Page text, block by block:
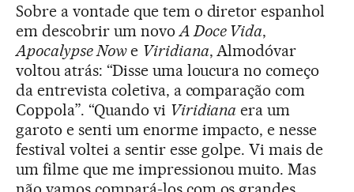
Sobre a vontade que tem o diretor espanhol
em descobrir um novo A Doce Vida,
Apocalypse Nowe Viridiana, Almodóvar
voltou atrás: “Disse uma loucura no começo
da entrevista coletiva, a comparação com
Coppola”. “Quando vi Viridiana era um
garoto e senti um enorme impacto, e nesse
festival voltei a sentir esse golpe. Vi mais de
um filme que me impressionou muito. Mas